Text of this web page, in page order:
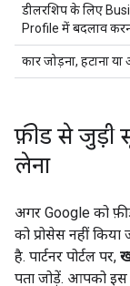
डीलरशिप के लिए
Profile में बदलाव
कार जोड़ना, हटाना
फ़ीड से जुड़ी
लेना
अगर Google को
को प्रोसेस नहीं
है. पार्टनर पोर्टल पर,
पता जोड़ें. आपको इस